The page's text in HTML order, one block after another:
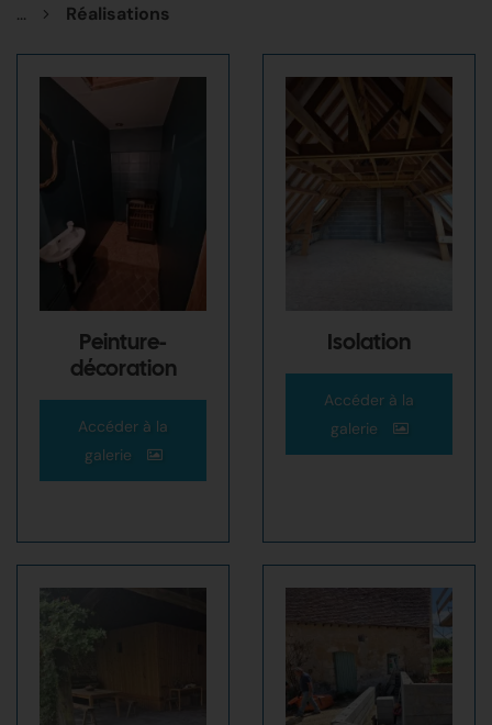
... Réalisations
Peinture-
décoration
Accéder à la
galerie
Isolation
Accéder à la
galerie